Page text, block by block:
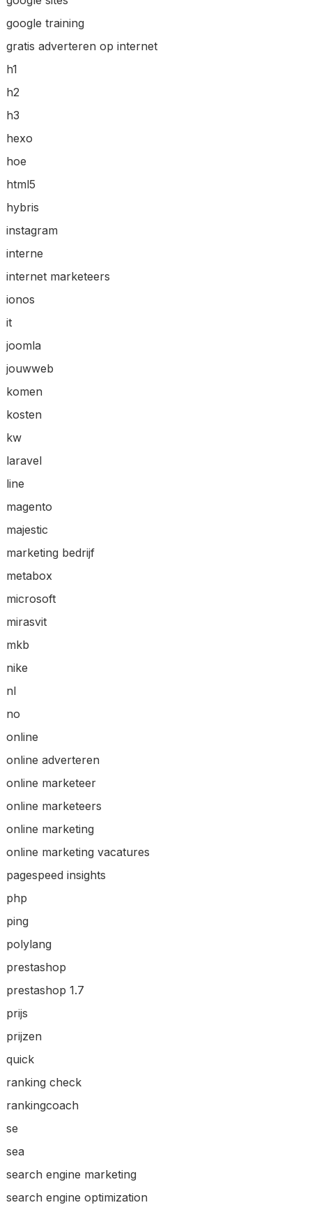
google training
gratis adverteren op internet
h1
h2
h3
hexo
hoe
html5
hybris
instagram
interne
internet marketeers
ionos
it
joomla
jouwweb
komen
kosten
kw
laravel
line
magento
majestic
marketing bedrijf
metabox
microsoft
mirasvit
mkb
nike
nl
no
online
online adverteren
online marketeer
online marketeers
online marketing
online marketing vacatures
pagespeed insights
php
ping
polylang
prestashop
prestashop 1.7
prijs
prijzen
quick
ranking check
rankingcoach
se
sea
search engine marketing
search engine optimization